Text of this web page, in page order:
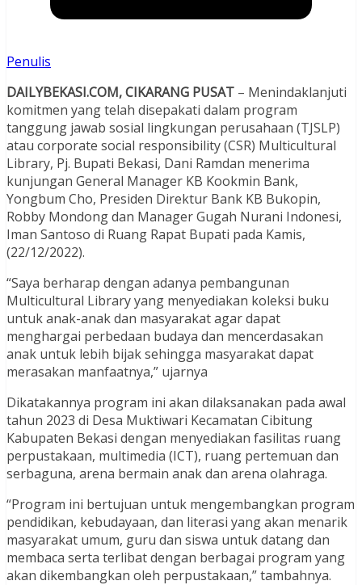
Penulis
DAILYBEKASI.COM, CIKARANG PUSAT – Menindaklanjuti
komitmen yang telah disepakati dalam program
tanggung jawab sosial lingkungan perusahaan (TJSLP)
atau corporate social responsibility (CSR) Multicultural
Library, Pj. Bupati Bekasi, Dani Ramdan menerima
kunjungan General Manager KB Kookmin Bank,
Yongbum Cho, Presiden Direktur Bank KB Bukopin,
Robby Mondong dan Manager Gugah Nurani Indonesi,
Iman Santoso di Ruang Rapat Bupati pada Kamis,
(22/12/2022).
“Saya berharap dengan adanya pembangunan
Multicultural Library yang menyediakan koleksi buku
untuk anak-anak dan masyarakat agar dapat
menghargai perbedaan budaya dan mencerdasakan
anak untuk lebih bijak sehingga masyarakat dapat
merasakan manfaatnya,” ujarnya
Dikatakannya program ini akan dilaksanakan pada awal
tahun 2023 di Desa Muktiwari Kecamatan Cibitung
Kabupaten Bekasi dengan menyediakan fasilitas ruang
perpustakaan, multimedia (ICT), ruang pertemuan dan
serbaguna, arena bermain anak dan arena olahraga.
“Program ini bertujuan untuk mengembangkan program
pendidikan, kebudayaan, dan literasi yang akan menarik
masyarakat umum, guru dan siswa untuk datang dan
membaca serta terlibat dengan berbagai program yang
akan dikembangkan oleh perpustakaan,” tambahnya.